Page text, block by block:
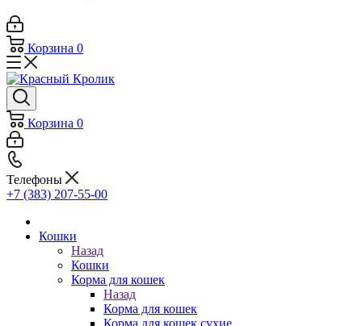
Корзина 0
Корзина 0
Телефоны
+7 (383) 207-55-00
Кошки
Назад
Кошки
Корма для кошек
Назад
Корма для кошек
Корма для кошек сухие